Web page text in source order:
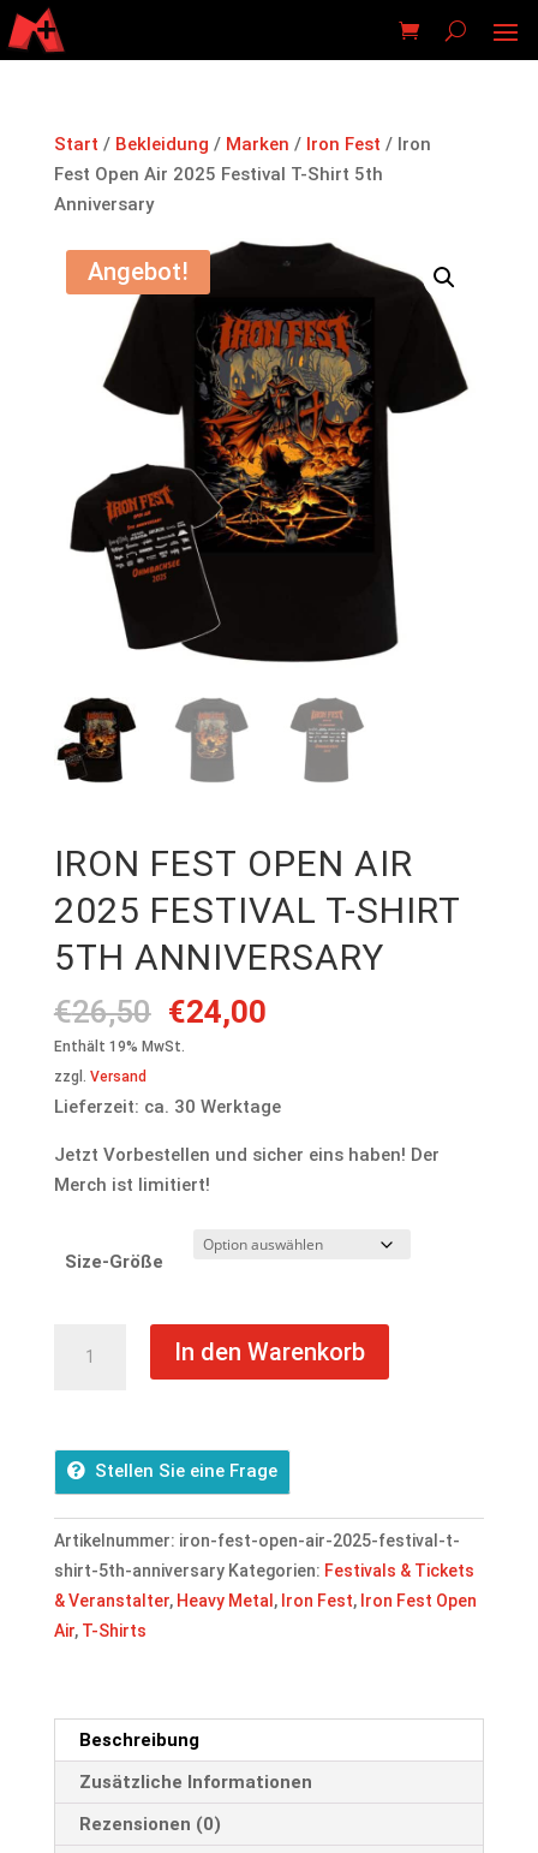
Start / Bekleidung / Marken / Iron Fest / Iron
Fest Open Air 2025 Festival T-Shirt 5th
Anniversary
Angebot!
IRON FEST OPEN AIR
2025 FESTIVAL T-SHIRT
5TH ANNIVERSARY
€26,50 Ursprünglicher
Preis
€26,50
€24,00Aktueller
€24,00.
Enthält 19% MwSt.
zzgl. Versand
Lieferzeit: ca. 30 Werktage
Jetzt Vorbestellen und sicher eins haben! Der
Merch ist limitiert!
Size-Größe
Fest Open
Festival
T-
Shirt
5th
Anniversary
Menge
In den Warenkorb
Stellen Sie eine Frage
Artikelnummer: iron-fest-open-air-2025-festival-t-
shirt-5th-anniversary Kategorien: Festivals & Tickets
& Veranstalter, Heavy Metal , Iron Fest, Iron Fest Open
Air, T-Shirts
Beschreibung
Zusätzliche Informationen
Rezensionen (0)